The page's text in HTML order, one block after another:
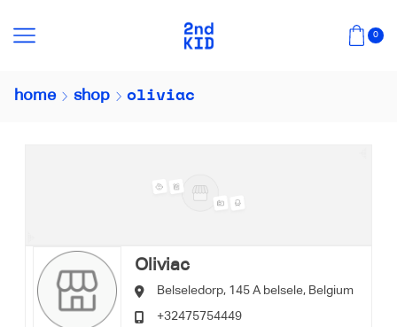
0
home shop oliviac
Oliviac
Belseledorp, 145 A belsele, Belgium
+32475754449